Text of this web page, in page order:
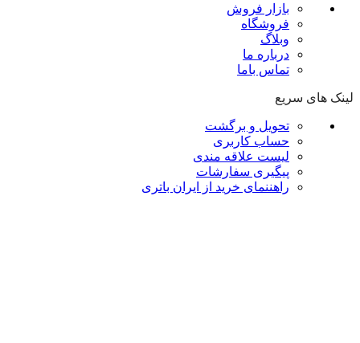
بازار فروش
فروشگاه
وبلاگ
درباره ما
تماس باما
لینک های سریع
تحویل و برگشت
حساب کاربری
لیست علاقه مندی
پیگیری سفارشات
راهننمای خرید از ایران باتری